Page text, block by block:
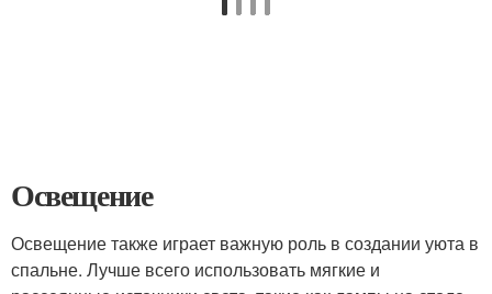
Освещение
Освещение также играет важную роль в создании уюта в
спальне. Лучше всего использовать мягкие и